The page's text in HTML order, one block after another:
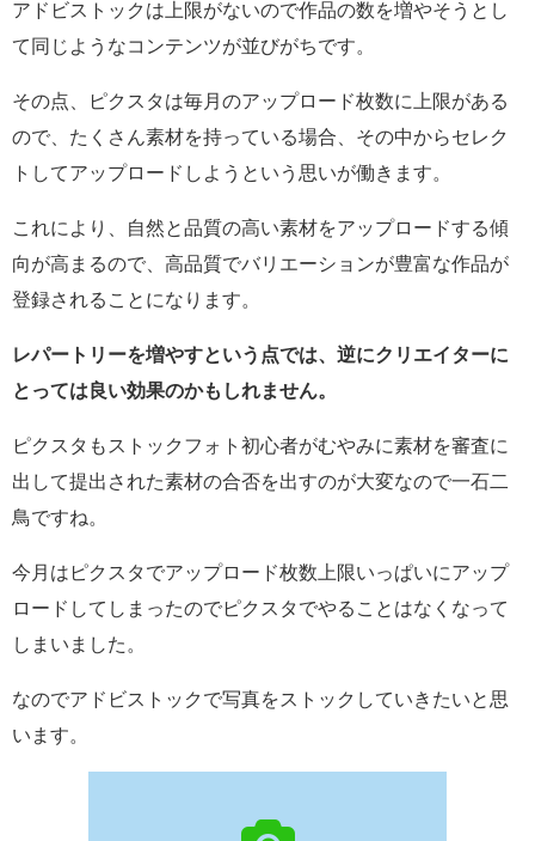
アドビストックは上限がないので作品の数を増やそうとし
て同じようなコンテンツが並びがちです。
その点、ピクスタは毎月のアップロード枚数に上限がある
ので、たくさん素材を持っている場合、その中からセレク
トしてアップロードしようという思いが働きます。
これにより、自然と品質の高い素材をアップロードする傾
向が高まるので、高品質でバリエーションが豊富な作品が
登録されることになります。
レパートリーを増やすという点では、逆にクリエイターに
とっては良い効果のかもしれません。
ピクスタもストックフォト初心者がむやみに素材を審査に
出して提出された素材の合否を出すのが大変なので一石二
鳥ですね。
今月はピクスタでアップロード枚数上限いっぱいにアップ
ロードしてしまったのでピクスタでやることはなくなって
しまいました。
なのでアドビストックで写真をストックしていきたいと思
います。